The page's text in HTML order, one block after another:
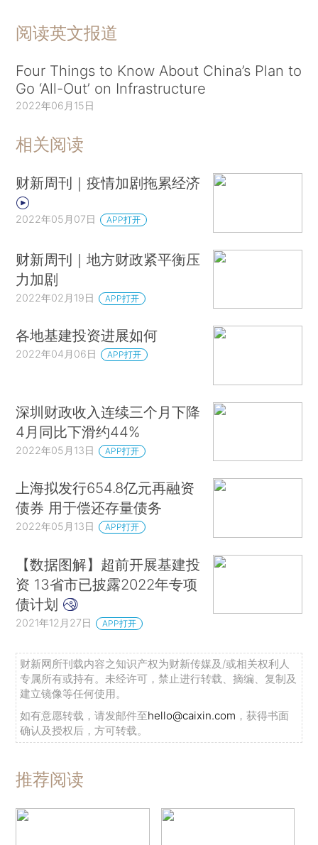
阅读英文报道
Four Things to Know About China’s Plan to
Go ‘All-Out’ on Infrastructure
2022年06月15日
相关阅读
财新周刊｜疫情加剧拖累经济
2022年05月07日 APP打开
财新周刊｜地方财政紧平衡压
力加剧
2022年02月19日 APP打开
各地基建投资进展如何
2022年04月06日 APP打开
深圳财政收入连续三个月下降
4月同比下滑约44%
2022年05月13日 APP打开
上海拟发行654.8亿元再融资
债券 用于偿还存量债务
2022年05月13日 APP打开
【数据图解】超前开展基建投
资 13省市已披露2022年专项
债计划
2021年12月27日 APP打开
财新网所刊载内容之知识产权为财新传媒及/或相关权利人
专属所有或持有。未经许可，禁止进行转载、摘编、复制及
建立镜像等任何使用。
如有意愿转载，请发邮件至hello@caixin.com ，获得书面
确认及授权后，方可转载。
推荐阅读